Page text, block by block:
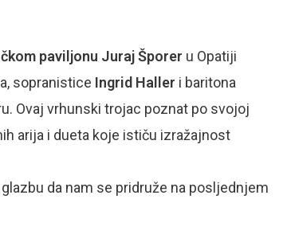
paviljonu Juraj Šporer u Opatiji
sopranistice Ingrid Haller i baritona
Ovaj vrhunski trojac poznat po svojoj
arija i dueta koje ističu izražajnost
da nam se pridruže na posljednjem